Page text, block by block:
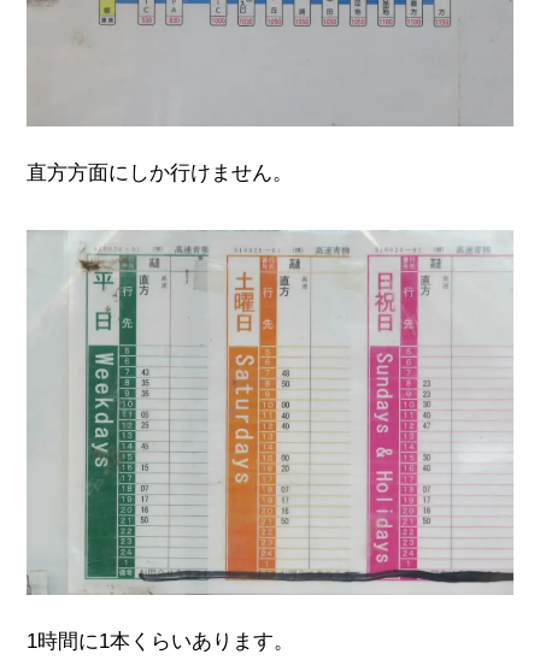
直方方面にしか行けません。
1時間に1本くらいあります。